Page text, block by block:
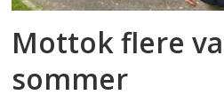
Mottok flere
sommer